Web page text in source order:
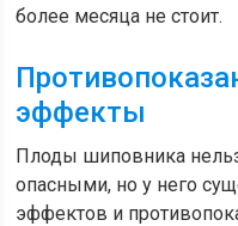
более месяца не стоит.
эффекты
Плоды шиповника
опасными, но у него
эффектов и